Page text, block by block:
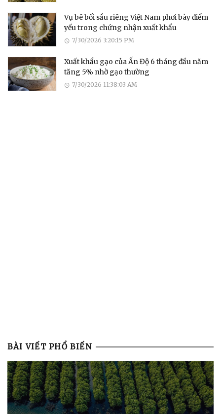
Vụ bê bối sầu riêng Việt Nam phơi bày điểm
yếu trong chứng nhận xuất khẩu
7/30/2026 3:20:15 PM
Xuất khẩu gạo của Ấn Độ 6 tháng đầu năm
tăng 5% nhờ gạo thường
7/30/2026 11:38:03 AM
BÀI VIẾT PHỔ BIẾN